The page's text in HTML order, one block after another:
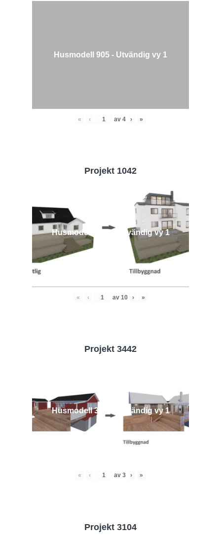
Husmodell 905 - Utvändig vy 1
« ‹ av 4 › »
Projekt 1042
Husmodell 1042 - Utvändig vy 1
« ‹ av 10 › »
Projekt 3442
Husmodell 3442 - Utvändig vy 1
« ‹ av 3 › »
Projekt 3104